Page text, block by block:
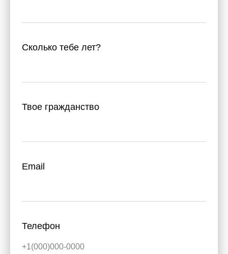
Сколько тебе лет?
Твое гражданство
Email
Телефон